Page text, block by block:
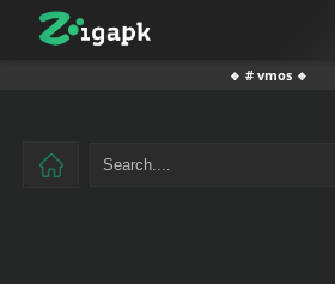
🔹 # vmos 🔹